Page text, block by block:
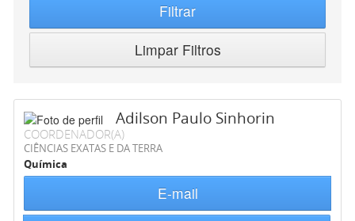
Filtrar
Limpar Filtros
Adilson Paulo Sinhorin
COORDENADOR(A)
CIÊNCIAS EXATAS E DA TERRA
Química
E-mail